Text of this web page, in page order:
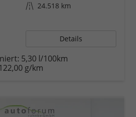
Kilometerstand 24.518 km
Details
5,30 l/100km
122,00 g/km